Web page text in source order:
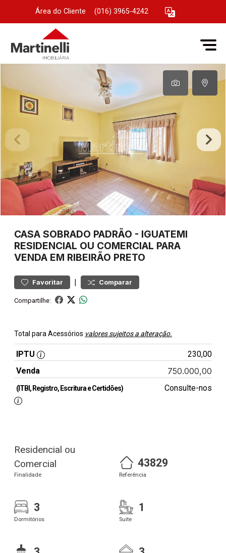
Área do Cliente (016) 3965-4242
CASA SOBRADO PADRÃO - IGUATEMI
RESIDENCIAL OU COMERCIAL PARA
VENDA EM RIBEIRÃO PRETO
Favoritar | Comparar
Compartilhe:
Total para Acessórios valores sujeitos a alteração.
IPTU
230,00
Venda
750.000,00
(ITBI, Registro, Escritura e Certidões) Consulte-nos
Residencial ou
Comercial
Finalidade
43829
Referência
3
Dormitórios
1
Suite